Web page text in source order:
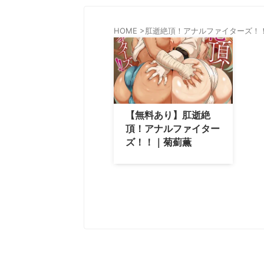
HOME >肛逝絶頂！アナルファイターズ！
【無料あり】肛逝絶
頂！アナルファイター
ズ！！｜菊薊薫